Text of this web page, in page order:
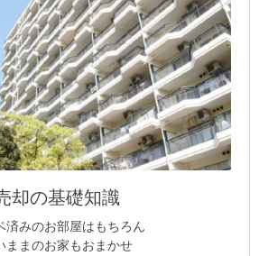
却の基礎知識
済みのお部屋はもちろん
ままのお家もおまかせ